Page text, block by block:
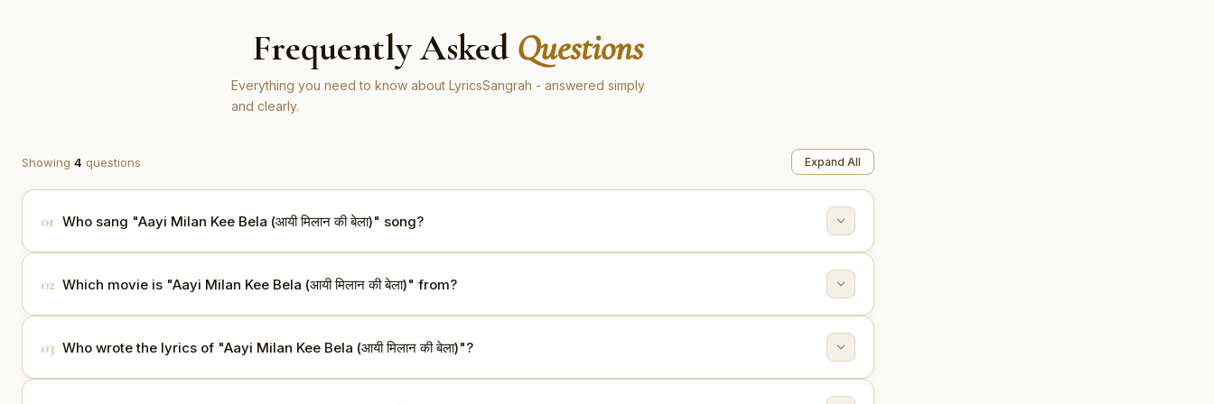
Frequently Asked Questions
Everything you need to know about LyricsSangrah - answered simply
and clearly.
Showing 4 questions Expand All
01 Who sang "Aayi Milan Kee Bela (आयी मिलान की बेला)" song?
"Aayi Milan Kee Bela (आयी मिलान की बेला)" is sung by Asha Bhosle, Mohammed Rafi.
02 Which movie is "Aayi Milan Kee Bela (आयी मिलान की बेला)" from?
This song is from the movie Ayee Milan Ki Bela (1964).
03 Who wrote the lyrics of "Aayi Milan Kee Bela (आयी मिलान की बेला)"?